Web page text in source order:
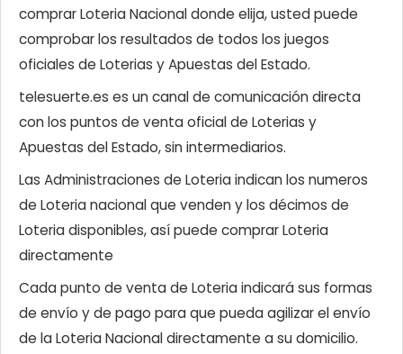
comprar Loteria Nacional donde elija, usted puede
comprobar los resultados de todos los juegos
oficiales de Loterias y Apuestas del Estado.
telesuerte.es es un canal de comunicación directa
con los puntos de venta oficial de Loterias y
Apuestas del Estado, sin intermediarios.
Las Administraciones de Loteria indican los numeros
de Loteria nacional que venden y los décimos de
Loteria disponibles, así puede comprar Loteria
directamente
Cada punto de venta de Loteria indicará sus formas
de envío y de pago para que pueda agilizar el envío
de la Loteria Nacional directamente a su domicilio.